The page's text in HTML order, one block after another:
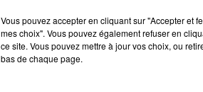
Vous pouvez accepter en cliquant sur "Accepter et
mes choix". Vous pouvez également refuser en
ce site. Vous pouvez mettre à jour vos choix, ou
bas de chaque page.